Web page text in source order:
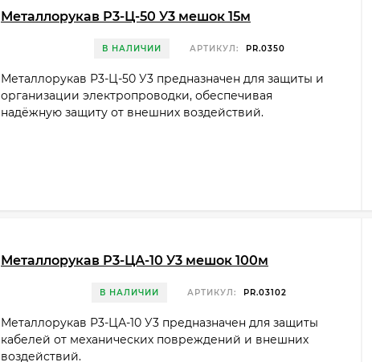
Металлорукав Р3-Ц-50 У3 мешок 15м
В НАЛИЧИИ АРТИКУЛ: PR.0350
Металлорукав Р3-Ц-50 У3 предназначен для защиты и
организации электропроводки, обеспечивая
надёжную защиту от внешних воздействий.
Металлорукав Р3-ЦА-10 У3 мешок 100м
В НАЛИЧИИ АРТИКУЛ: PR.03102
Металлорукав Р3-ЦА-10 У3 предназначен для защиты
кабелей от механических повреждений и внешних
воздействий.